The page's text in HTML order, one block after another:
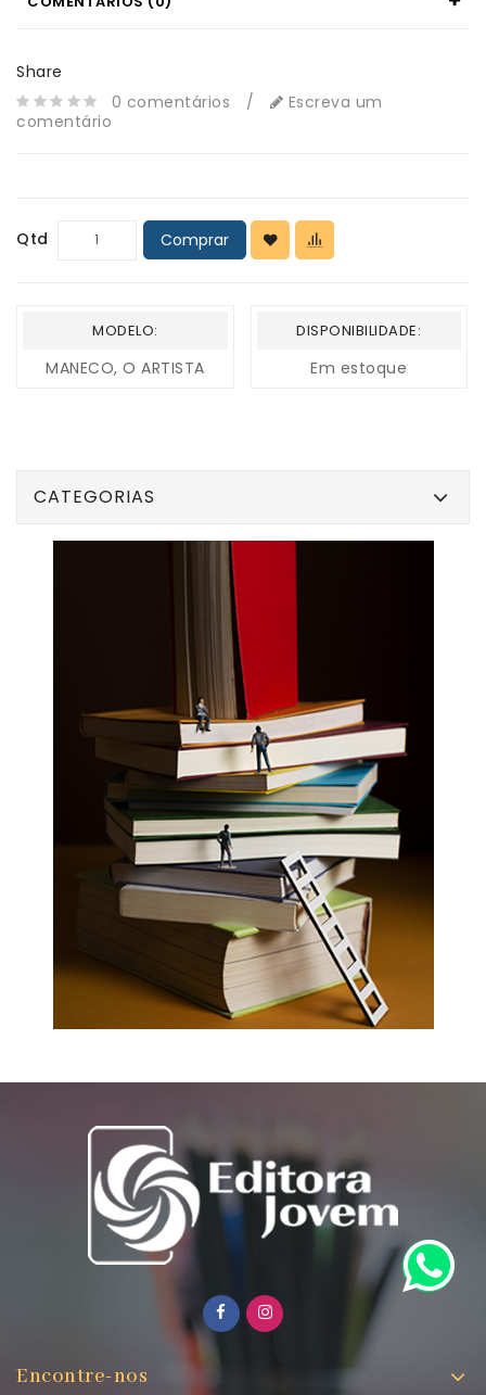
Share
0 comentários
/
Escreva um
comentário
Qtd Comprar
MODELO:
MANECO, O ARTISTA
DISPONIBILIDADE:
Em estoque
CATEGORIAS
Encontre-nos